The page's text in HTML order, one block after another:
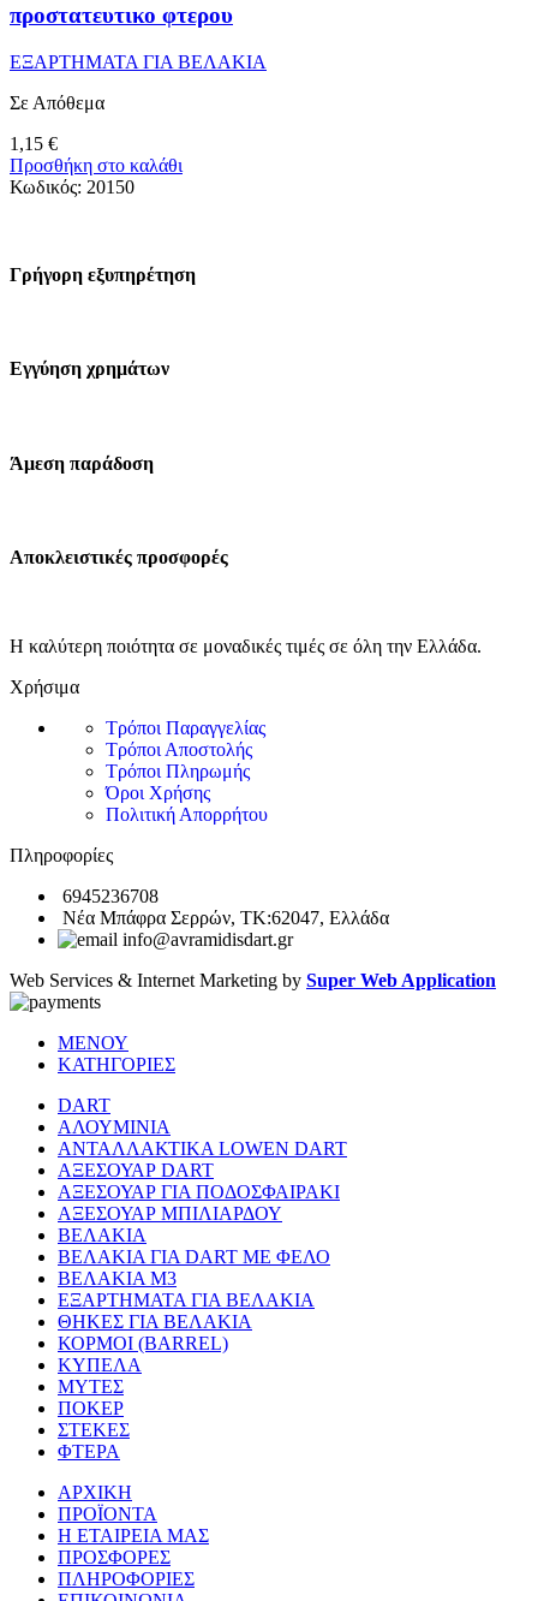
προστατευτικο φτερου
ΕΞΑΡΤΗΜΑΤΑ ΓΙΑ ΒΕΛΑΚΙΑ
Σε Απόθεμα
1,15 €
Προσθήκη στο καλάθι
Κωδικός: 20150
Γρήγορη εξυπηρέτηση
Εγγύηση χρημάτων
Άμεση παράδοση
Αποκλειστικές προσφορές
Η καλύτερη ποιότητα σε μοναδικές τιμές σε όλη την Ελλάδα.
Χρήσιμα
Τρόποι Παραγγελίας
Τρόποι Αποστολής
Τρόποι Πληρωμής
Όροι Χρήσης
Πολιτική Απορρήτου
Πληροφορίες
6945236708
Νέα Μπάφρα Σερρών, ΤΚ:62047, Ελλάδα
info@avramidisdart.gr
Web Services & Internet Marketing by Super Web Application
ΜΕΝΟΥ
ΚΑΤΗΓΟΡΙΕΣ
DART
ΑΛΟΥΜΙΝΙΑ
ΑΝΤΑΛΛΑΚΤΙΚΑ LOWEN DART
ΑΞΕΣΟΥΑΡ DART
ΑΞΕΣΟΥΑΡ ΓΙΑ ΠΟΔΟΣΦΑΙΡΑΚΙ
ΑΞΕΣΟΥΑΡ ΜΠΙΛΙΑΡΔΟΥ
ΒΕΛΑΚΙΑ
ΒΕΛΑΚΙΑ ΓΙΑ DART ΜΕ ΦΕΛΟ
ΒΕΛΑΚΙΑ Μ3
ΕΞΑΡΤΗΜΑΤΑ ΓΙΑ ΒΕΛΑΚΙΑ
ΘΗΚΕΣ ΓΙΑ ΒΕΛΑΚΙΑ
ΚΟΡΜΟΙ (BARREL)
ΚΥΠΕΛΑ
ΜΥΤΕΣ
ΠΟΚΕΡ
ΣΤΕΚΕΣ
ΦΤΕΡΑ
ΑΡΧΙΚΗ
ΠΡΟΪΟΝΤΑ
Η ΕΤΑΙΡΕΙΑ ΜΑΣ
ΠΡΟΣΦΟΡΕΣ
ΠΛΗΡΟΦΟΡΙΕΣ